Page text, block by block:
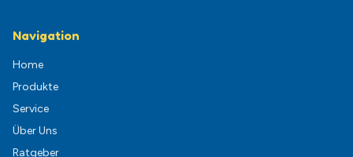
Navigation
Home
Produkte
Service
Über Uns
Ratgeber